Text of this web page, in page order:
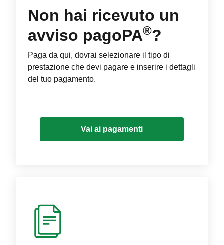
Non hai ricevuto un
avviso pagoPA®?
Paga da qui, dovrai selezionare il tipo di
prestazione che devi pagare e inserire i dettagli
del tuo pagamento.
Vai ai pagamenti